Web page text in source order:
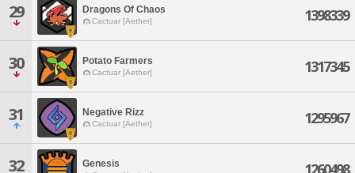
29 Dragons Of Chaos
Cactuar [Aether] 1398339
30 Potato Farmers
Cactuar [Aether] 1317345
31 Negative Rizz
Cactuar [Aether] 1295967
32 Genesis 1260498